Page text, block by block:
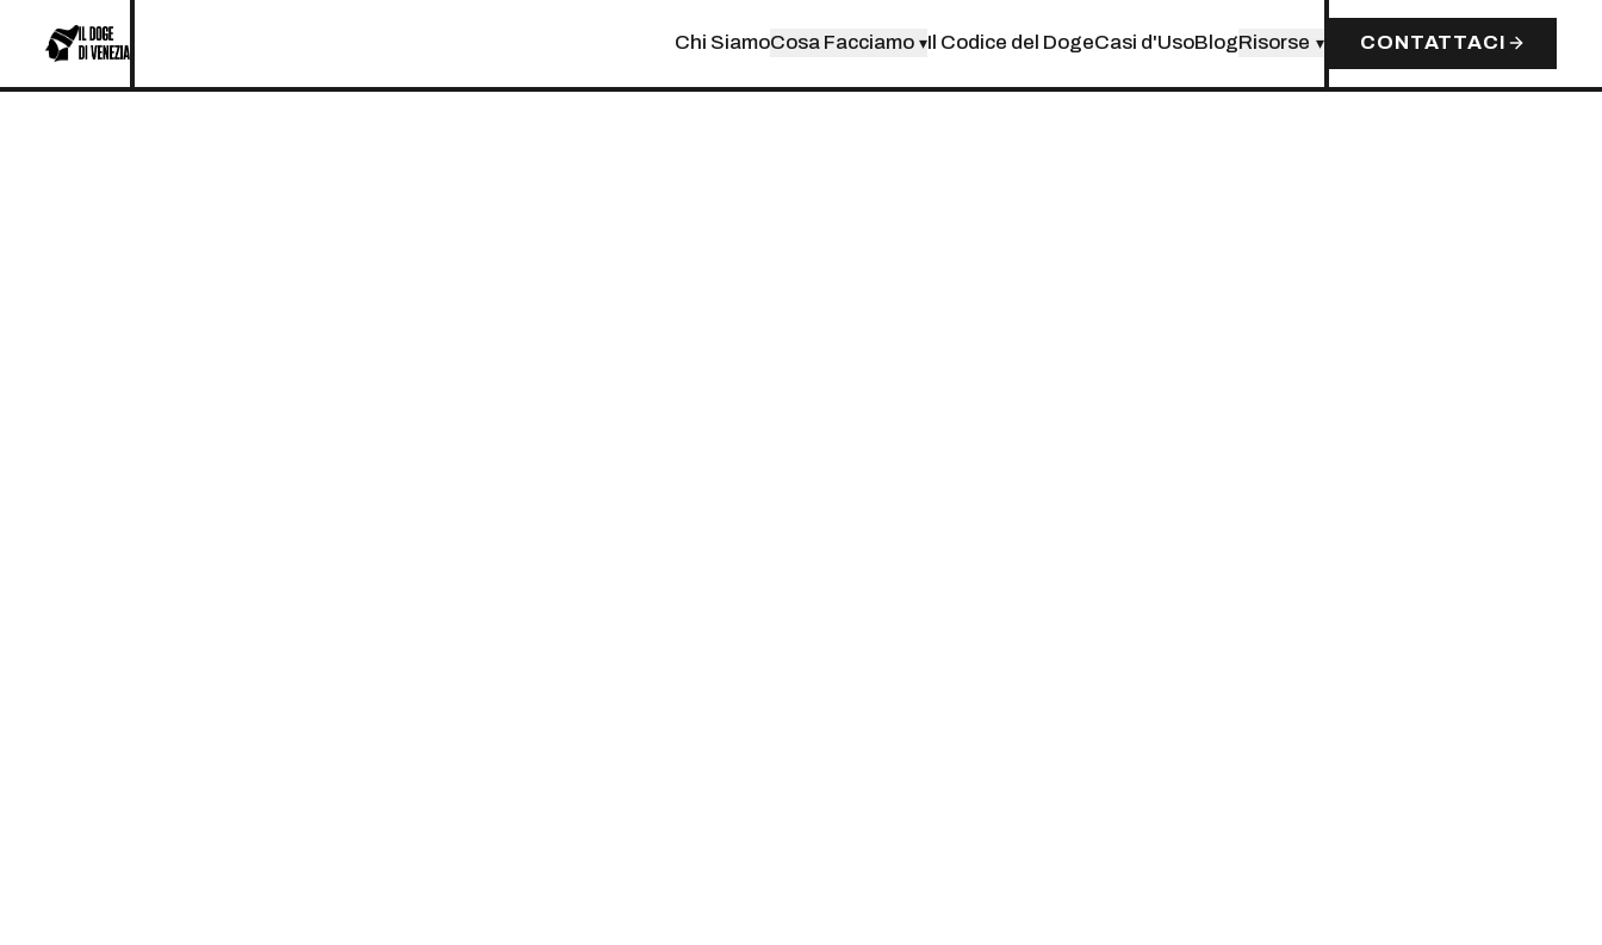
Chi SiamoCosa Facciamo ▾Il Codice del DogeCasi d'UsoBlogRisorse ▾ CONTATTACI